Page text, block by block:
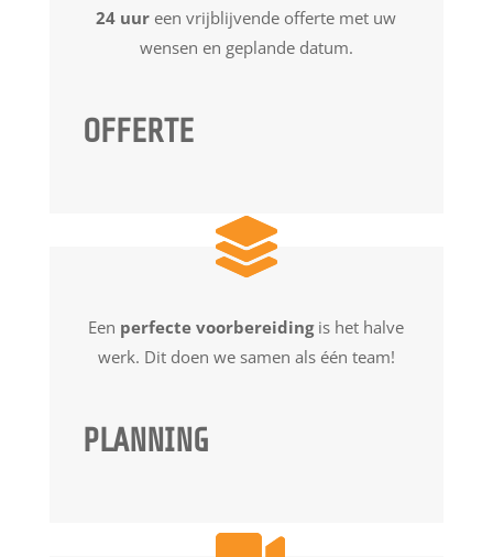
24 uur een vrijblijvende offerte met uw
wensen en geplande datum.
OFFERTE
Een perfecte voorbereidingis het halve
werk. Dit doen we samen als één team!
PLANNING